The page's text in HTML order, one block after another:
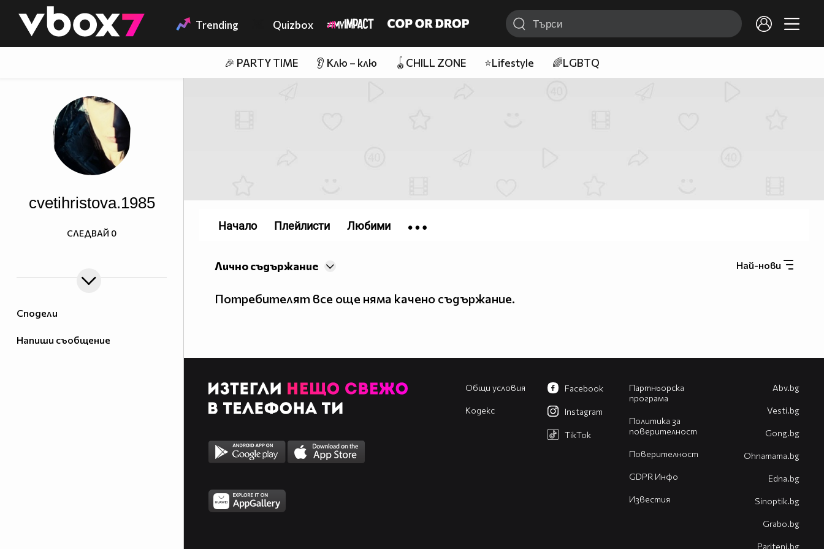
👾 Trending Quizbox
🎉 PARTY TIME 👂 Клю – клю 🪀CHILL ZONE ⭐Lifestyle 🌈LGBTQ
Сподели
Напиши съобщение
cvetihristova.1985
СЛЕДВАЙ 0
Най-нови
Лично съдържание
Потребителят все още няма качено съдържание.
Начало Плейлисти Любими
Общи условия
Кодекс
Партньорска
програма
Политика за
поверителност
Поверителност
GDPR Инфо
Известия
Facebook
Instagram
TikTok
Abv.bg
Vesti.bg
Gong.bg
Оhnamama.bg
Edna.bg
Sinoptik.bg
Grabo.bg
Pariteni.bg